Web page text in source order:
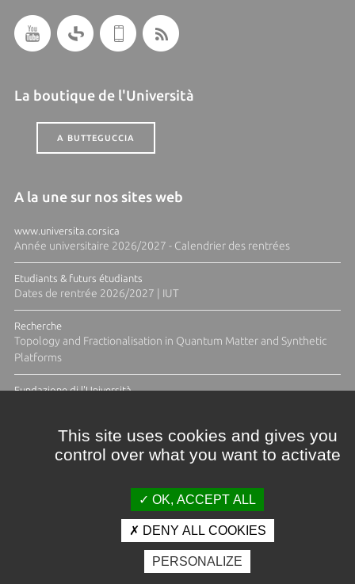
La boutique de l'Università
A BUTTEGUCCIA
A la une sur nos sites web
www.universita.corsica
Année universitaire 2026/2027 - Calendrier des rentrées
Etudiants & futurs étudiants
Dates de rentrée 2026/2027 | IUT
Recherche
Topology and Fractionalisation in Quantum Matter and Synthetic
Platforms
Fundazione di l'Università
Crédits et mentions légales
Espace presse
Photothèque
This site uses cookies and gives you
control over what you want to activate
OK, ACCEPT ALL
DENY ALL COOKIES
PERSONALIZE